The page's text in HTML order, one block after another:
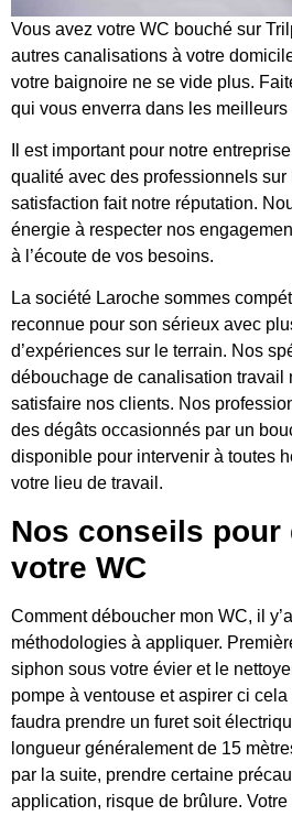
Vous avez votre WC bouché sur
autres canalisations à votre
votre baignoire ne se vide plus.
qui vous enverra dans les
Il est important pour notre
qualité avec des professionnels sur
satisfaction fait notre réputation.
énergie à respecter nos
à l’écoute de vos besoins.
La société Laroche sommes
reconnue pour son sérieux avec
d’expériences sur le terrain. Nos
débouchage de canalisation travail
satisfaire nos clients. Nos
des dégâts occasionnés par un
disponible pour intervenir à toutes
votre lieu de travail.
Nos conseils pour
votre WC
Comment déboucher mon WC, il
méthodologies à appliquer.
siphon sous votre évier et le
pompe à ventouse et aspirer ci cela
faudra prendre un furet soit
longueur généralement de 15
par la suite, prendre certaine
application, risque de brûlure.